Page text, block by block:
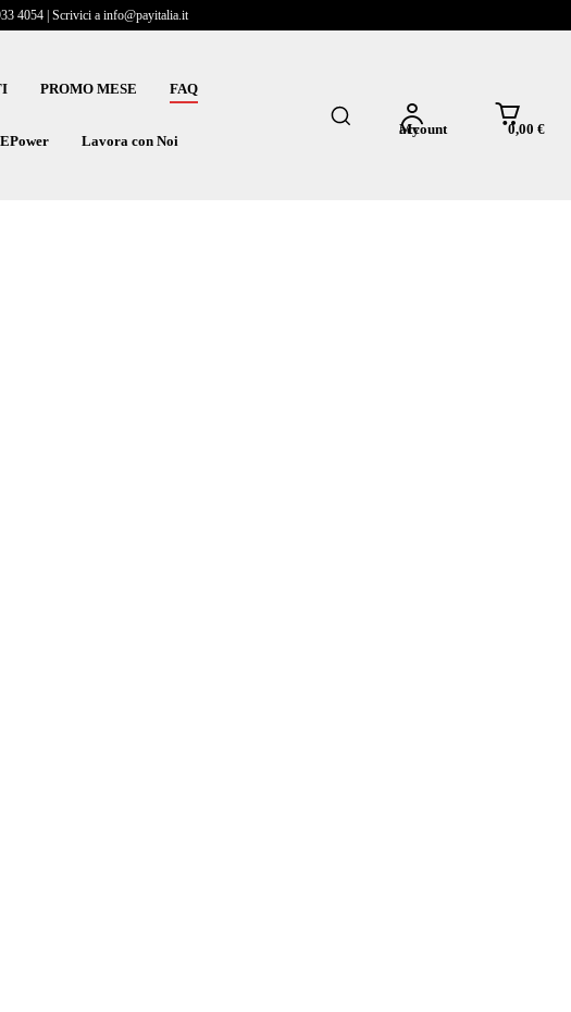
4054 | Scrivici a info@payitalia.it
PROMO MESE FAQ
Lavora con Noi
My account 0,00 €